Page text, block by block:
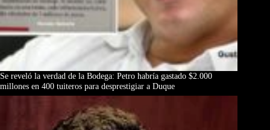
Se reveló la verdad de la Bodega: Petro habría gastado $2.000
millones en 400 tuiteros para desprestigiar a Duque